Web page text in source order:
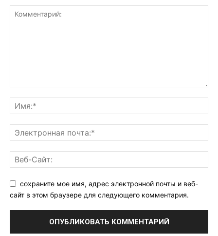
сохраните мое имя, адрес электронной почты и веб-
сайт в этом браузере для следующего комментария.